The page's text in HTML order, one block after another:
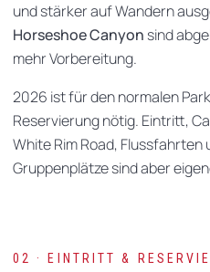
und stärker auf Wandern
Horseshoe Canyon sind
mehr Vorbereitung.
2026 ist für den normalen
Reservierung nötig. Eintritt,
White Rim Road, Flussfahrten
Gruppenplätze sind aber
02 · EINTRITT &